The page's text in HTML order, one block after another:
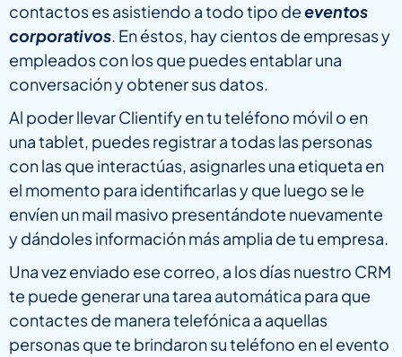
contactos es asistiendo a todo tipo deeventos
corporativos. En éstos, hay cientos de empresas y
empleados con los que puedes entablar una
conversación y obtener sus datos.
Al poder llevar Clientify en tu teléfono móvil o en
una tablet, puedes registrar a todas las personas
con las que interactúas, asignarles una etiqueta en
el momento para identificarlas y que luego se le
envíen un mail masivo presentándote nuevamente
y dándoles información más amplia de tu empresa.
Una vez enviado ese correo, a los días nuestro CRM
te puede generar una tarea automática para que
contactes de manera telefónica a aquellas
personas que te brindaron su teléfono en el evento